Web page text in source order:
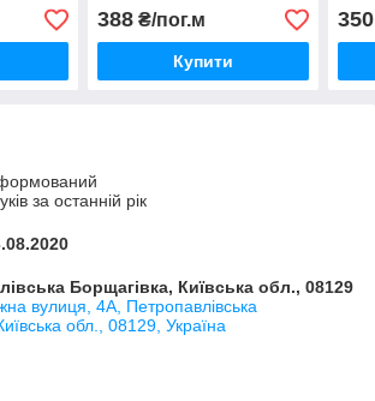
388₴/пог.м
Купити
350
за останній рік
Борщагівка, Київська обл., 08129
вулиця, 4А, Петропавлівська
обл., 08129, Україна